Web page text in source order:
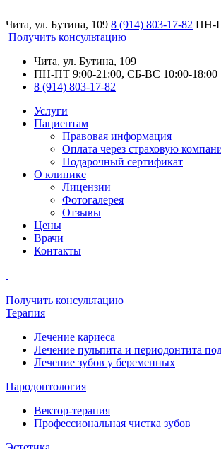
Чита, ул. Бутина, 109 8 (914) 803-17-82 ПН-
Получить консультацию
Чита, ул. Бутина, 109
ПН-ПТ 9:00-21:00, СБ-ВС 10:00-18:00
8 (914) 803-17-82
Услуги
Пациентам
Правовая информация
Оплата через страховую
Подарочный сертификат
О клинике
Лицензии
Фотогалерея
Отзывы
Цены
Врачи
Контакты
Получить консультацию
Терапия
Лечение кариеса
Лечение пульпита и периодонтита
Лечение зубов у беременных
Пародонтология
Вектор-терапия
Профессиональная чистка зубов